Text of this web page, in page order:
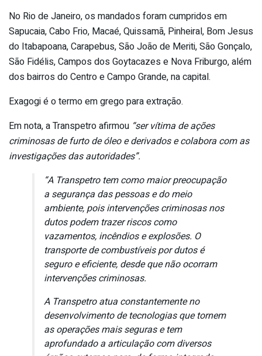
No Rio de Janeiro, os mandados foram cumpridos em
Sapucaia, Cabo Frio, Macaé, Quissamã, Pinheiral, Bom Jesus
do Itabapoana, Carapebus, São João de Meriti, São Gonçalo,
São Fidélis, Campos dos Goytacazes e Nova Friburgo, além
dos bairros do Centro e Campo Grande, na capital.
Exagogi é o termo em grego para extração.
Em nota, a Transpetro afirmou “ser vítima de ações
criminosas de furto de óleo e derivados e colabora com as
investigações das autoridades”.
“A Transpetro tem como maior preocupação
a segurança das pessoas e do meio
ambiente, pois intervenções criminosas nos
dutos podem trazer riscos como
vazamentos, incêndios e explosões. O
transporte de combustíveis por dutos é
seguro e eficiente, desde que não ocorram
intervenções criminosas.
A Transpetro atua constantemente no
desenvolvimento de tecnologias que tornem
as operações mais seguras e tem
aprofundado a articulação com diversos